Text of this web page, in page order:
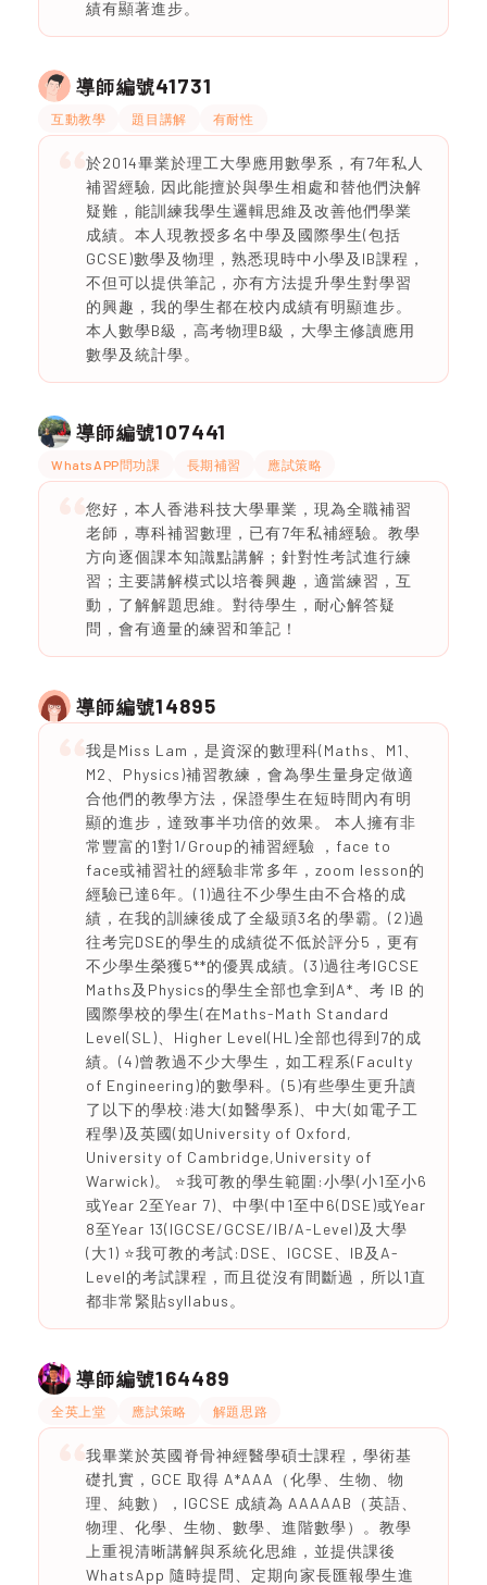
績有顯著進步。
導師編號41731
互動教學 題目講解 有耐性
於2014畢業於理工大學應用數學系，有7年私人
補習經驗, 因此能擅於與學生相處和替他們決解
疑難，能訓練我學生邏輯思維及改善他們學業
成績。本人現教授多名中學及國際學生(包括
GCSE)數學及物理，熟悉現時中小學及IB課程，
不但可以提供筆記，亦有方法提升學生對學習
的興趣，我的學生都在校内成績有明顯進步。
本人數學B級，高考物理B級，大學主修讀應用
數學及統計學。
導師編號107441
WhatsAPP問功課 長期補習 應試策略
您好，本人香港科技大學畢業，現為全職補習
老師，專科補習數理，已有7年私補經驗。教學
方向逐個課本知識點講解；針對性考試進行練
習；主要講解模式以培養興趣，適當練習，互
動，了解解題思維。對待學生，耐心解答疑
問，會有適量的練習和筆記！
導師編號14895
我是Miss Lam，是資深的數理科(Maths、M1、
M2、Physics)補習教練，會為學生量身定做適
合他們的教學方法，保證學生在短時間內有明
顯的進步，達致事半功倍的效果。 本人擁有非
常豐富的1對1/Group的補習經驗 ，face to
face或補習社的經驗非常多年，zoom lesson的
經驗已達6年。(1)過往不少學生由不合格的成
績，在我的訓練後成了全級頭3名的學霸。(2)過
往考完DSE的學生的成績從不低於評分5，更有
不少學生榮獲5**的優異成績。(3)過往考IGCSE
Maths及Physics的學生全部也拿到A*、考 IB 的
國際學校的學生(在Maths-Math Standard
Level(SL)、Higher Level(HL)全部也得到7的成
績。(4)曾教過不少大學生，如工程系(Faculty
of Engineering)的數學科。(5)有些學生更升讀
了以下的學校:港大(如醫學系)、中大(如電子工
程學)及英國(如University of Oxford,
University of Cambridge,University of
Warwick)。 ⭐️我可教的學生範圍:小學(小1至小6
或Year 2至Year 7)、中學(中1至中6(DSE)或Year
8至Year 13(IGCSE/GCSE/IB/A-Level)及大學
(大1) ⭐️我可教的考試:DSE、IGCSE、IB及A-
Level的考試課程，而且從沒有間斷過，所以1直
都非常緊貼syllabus。
導師編號164489
全英上堂 應試策略 解題思路
我畢業於英國脊骨神經醫學碩士課程，學術基
礎扎實，GCE 取得 A*AAA（化學、生物、物
理、純數），IGCSE 成績為 AAAAAB（英語、
物理、化學、生物、數學、進階數學）。教學
上重視清晰講解與系統化思維，並提供課後
WhatsApp 隨時提問、定期向家長匯報學生進